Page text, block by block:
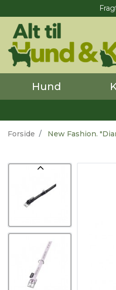
Hund
Forside New Fashion.